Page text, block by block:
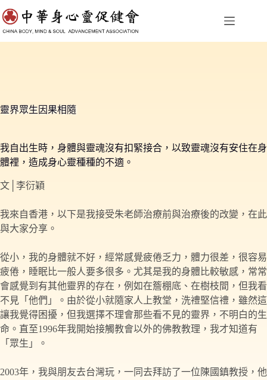
跳
至
主
靈界眾生因果相隨
我自出生時，身體與靈魂沒有扣緊接合，以致靈魂沒有安住在身
體裡，造成身心靈種種的不適。
文│李衍穎
我來自香港，以下是我接受朱老師治療前與治療後的改變，在此
與大家分享。
從小，我的身體就不好，經常感覺疲倦乏力，體力很差，很容易
疲倦，睡眠比一般人要多很多。尤其是我的身體比較敏感，常常
會感覺到有其他靈界的存在，例如在簷棚底、在樹枝間，但我看
不見「他們」。由於從小就隨家人上教堂，洗禮堅信禮，雖然這
讓我覺得困擾，但我選擇不理會那些看不見的靈界，不明白的生
命。直至1996年我開始接觸教會以外的佛教教理，我才知道有
「眾生」。
2003年，我與朋友去台灣玩，一同去拜訪了一位陳國鎮教授，他